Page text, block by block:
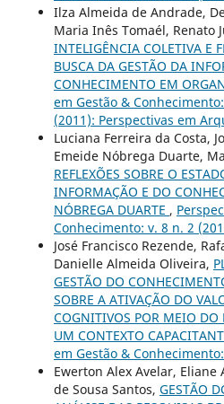
Ilza Almeida de Andrade,
Maria Inês Tomaél, Renato
INTELIGÊNCIA COLETIVA E
BUSCA DA GESTÃO DA
CONHECIMENTO EM
em Gestão &
(2011): Perspectivas em
Luciana Ferreira da Costa,
Emeide Nóbrega Duarte,
REFLEXÕES SOBRE O
INFORMAÇÃO E DO
NÓBREGA DUARTE ,
Conhecimento: v. 8 n. 2
José Francisco Rezende,
Danielle Almeida Oliveira,
GESTÃO DO
SOBRE A ATIVAÇÃO DO
COGNITIVOS POR MEIO DO
UM CONTEXTO
em Gestão &
Ewerton Alex Avelar,
de Sousa Santos, GESTÃO